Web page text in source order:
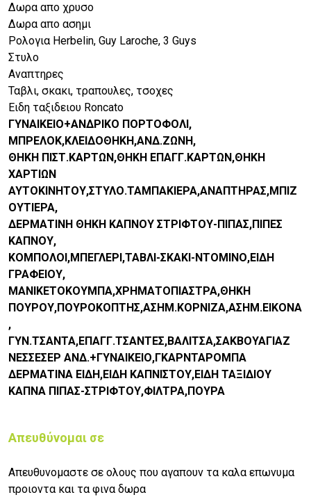
Δωρα απο χρυσο
Δωρα απο ασημι
Ρολογια Herbelin, Guy Laroche, 3 Guys
Στυλο
Αναπτηρες
Ταβλι, σκακι, τραπουλες, τσοχες
Ειδη ταξιδειου Roncato
ΓΥΝΑΙΚΕΙΟ+ΑΝΔΡΙΚΟ ΠΟΡΤΟΦΟΛΙ,
ΜΠΡΕΛΟΚ,ΚΛΕΙΔΟΘΗΚΗ,ΑΝΔ.ΖΩΝΗ,
ΘΗΚΗ ΠΙΣΤ.ΚΑΡΤΩΝ,ΘΗΚΗ ΕΠΑΓΓ.ΚΑΡΤΩΝ,ΘΗΚΗ
ΧΑΡΤΙΩΝ
ΑΥΤΟΚΙΝΗΤΟΥ,ΣΤΥΛΟ.ΤΑΜΠΑΚΙΕΡΑ,ΑΝΑΠΤΗΡΑΣ,ΜΠΙΖ
ΟΥΤΙΕΡΑ,
ΔΕΡΜΑΤΙΝΗ ΘΗΚΗ ΚΑΠΝΟΥ ΣΤΡΙΦΤΟΥ-ΠΙΠΑΣ,ΠΙΠΕΣ
ΚΑΠΝΟΥ,
ΚΟΜΠΟΛΟΙ,ΜΠΕΓΛΕΡΙ,ΤΑΒΛΙ-ΣΚΑΚΙ-ΝΤΟΜΙΝΟ,ΕΙΔΗ
ΓΡΑΦΕΙΟΥ,
ΜΑΝΙΚΕΤΟΚΟΥΜΠΑ,ΧΡΗΜΑΤΟΠΙΑΣΤΡΑ,ΘΗΚΗ
ΠΟΥΡΟΥ,ΠΟΥΡΟΚΟΠΤΗΣ,ΑΣΗΜ.ΚΟΡΝΙΖΑ,ΑΣΗΜ.ΕΙΚΟΝΑ
,
ΓΥΝ.ΤΣΑΝΤΑ,ΕΠΑΓΓ.ΤΣΑΝΤΕΣ,ΒΑΛΙΤΣΑ,ΣΑΚΒΟΥΑΓΙΑΖ
ΝΕΣΣΕΣΕΡ ΑΝΔ.+ΓΥΝΑΙΚΕΙΟ,ΓΚΑΡΝΤΑΡΟΜΠΑ
ΔΕΡΜΑΤΙΝΑ ΕΙΔΗ,ΕΙΔΗ ΚΑΠΝΙΣΤΟΥ,ΕΙΔΗ ΤΑΞΙΔΙΟΥ
ΚΑΠΝΑ ΠΙΠΑΣ-ΣΤΡΙΦΤΟΥ,ΦΙΛΤΡΑ,ΠΟΥΡΑ
Απευθύνομαι σε
Απευθυνομαστε σε ολους που αγαπουν τα καλα επωνυμα
προιοντα και τα φινα δωρα